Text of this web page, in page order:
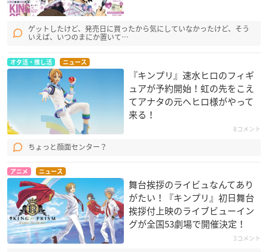
ゲットしたけど、発売日に買ったから気にしていなかったけど、そう
いえば、いつのまにか置いて…
オタ活・推し活 ニュース
『キンプリ』速水ヒロのフィギ
ュアが予約開始！虹の先をこえ
てアナタの元へヒロ様がやって
来る！
8コメント
ちょっと顔面センター？
アニメ ニュース
舞台挨拶のライビュなんてあり
がたい！『キンプリ』初日舞台
挨拶付上映のライブビューイン
グが全国53劇場で開催決定！
3コメント